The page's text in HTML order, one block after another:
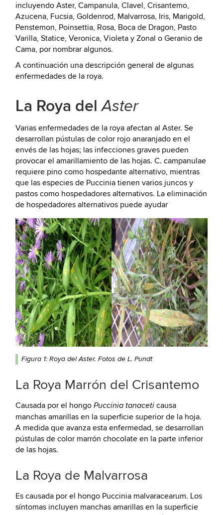
incluyendo Aster, Campanula, Clavel, Crisantemo,
Azucena, Fucsia, Goldenrod, Malvarrosa, Iris, Marigold,
Penstemon, Poinsettia, Rosa, Boca de Dragon, Pasto
Varilla, Statice, Veronica, Violeta y Zonal o Geranio de
Cama, por nombrar algunos.
A continuación una descripción general de algunas
enfermedades de la roya.
La Roya del Aster
Varias enfermedades de la roya afectan al Aster. Se
desarrollan pústulas de color rojo anaranjado en el
envés de las hojas; las infecciones graves pueden
provocar el amarillamiento de las hojas. C. campanulae
requiere pino como hospedante alternativo, mientras
que las especies de Puccinia tienen varios juncos y
pastos como hospedadores alternativos. La eliminación
de hospedadores alternativos puede ayudar
Figura 1: Roya del Aster. Fotos de L. Pundt
La Roya Marrón del Crisantemo
Causada por el hongo Puccinia tanaceti causa
manchas amarillas en la superficie superior de la hoja.
A medida que avanza esta enfermedad, se desarrollan
pústulas de color marrón chocolate en la parte inferior
de las hojas.
La Roya de Malvarrosa
Es causada por el hongo Puccinia malvaracearum. Los
síntomas incluyen manchas amarillas en la superficie